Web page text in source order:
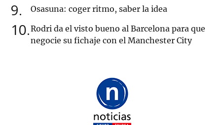
9 Osasuna: coger ritmo, saber la idea
10 Rodri da el visto bueno al Barcelona para que
negocie su fichaje con el Manchester City